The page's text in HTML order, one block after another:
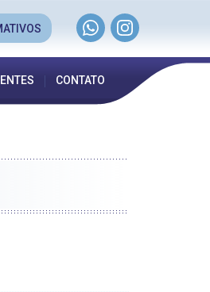
CONTATO